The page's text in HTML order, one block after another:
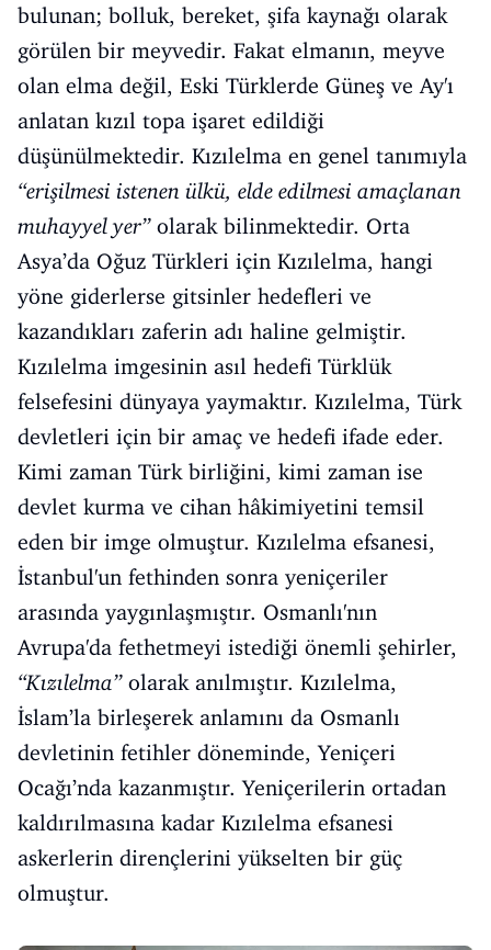
bulunan; bolluk, bereket, şifa kaynağı olarak
görülen bir meyvedir. Fakat elmanın, meyve
olan elma değil, Eski Türklerde Güneş ve Ay'ı
anlatan kızıl topa işaret edildiği
düşünülmektedir. Kızılelma en genel tanımıyla
“erişilmesi istenen ülkü, elde edilmesi amaçlanan
muhayyel yer”olarak bilinmektedir. Orta
Asya’da Oğuz Türkleri için Kızılelma, hangi
yöne giderlerse gitsinler hedefleri ve
kazandıkları zaferin adı haline gelmiştir.
Kızılelma imgesinin asıl hedefi Türklük
felsefesini dünyaya yaymaktır. Kızılelma, Türk
devletleri için bir amaç ve hedefi ifade eder.
Kimi zaman Türk birliğini, kimi zaman ise
devlet kurma ve cihan hâkimiyetini temsil
eden bir imge olmuştur. Kızılelma efsanesi,
İstanbul'un fethinden sonra yeniçeriler
arasında yaygınlaşmıştır. Osmanlı'nın
Avrupa'da fethetmeyi istediği önemli şehirler,
“Kızılelma”olarak anılmıştır. Kızılelma,
İslam’la birleşerek anlamını da Osmanlı
devletinin fetihler döneminde, Yeniçeri
Ocağı’nda kazanmıştır. Yeniçerilerin ortadan
kaldırılmasına kadar Kızılelma efsanesi
askerlerin dirençlerini yükselten bir güç
olmuştur.